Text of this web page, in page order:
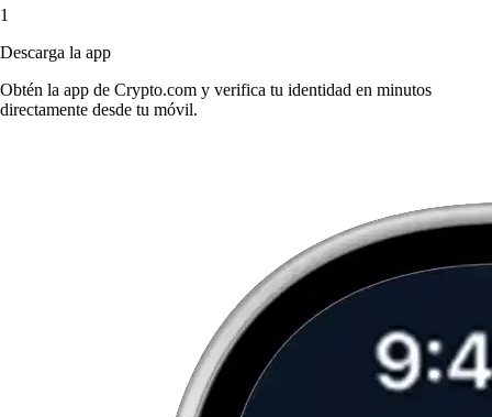
1
Descarga la app
Obtén la app de Crypto.com y verifica tu identidad en minutos
directamente desde tu móvil.